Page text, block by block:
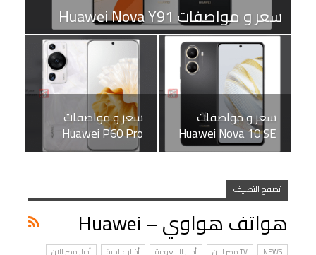
سعر و مواصفات Huawei Nova Y91
سعر و مواصفات
Huawei Nova 10 SE
سعر و مواصفات
Huawei P60 Pro
تصفح التصنيف
هواتف هواوي – Huawei
NEWS TV مصر الان أخبار السعودية أخبار عالمية
أخبار مصر الان